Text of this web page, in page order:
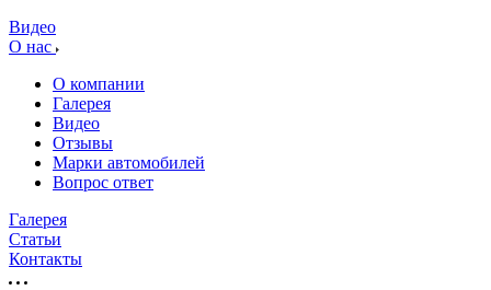
Видео
О нас
О компании
Галерея
Видео
Отзывы
Марки автомобилей
Вопрос ответ
Галерея
Статьи
Контакты